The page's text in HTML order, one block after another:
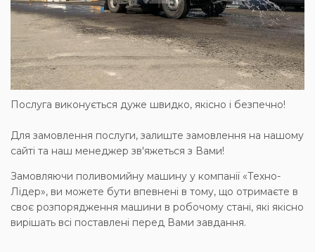
Послуга виконується дуже швидко, якісно і безпечно!
Для замовлення послуги, залиште замовлення на нашому
сайті та наш менеджер зв'яжеться з Вами!
Замовляючи поливомийну машину у компанії «Техно-
Лідер», ви можете бути впевнені в тому, що отримаєте в
своє розпорядження машини в робочому стані, які якісно
вирішать всі поставлені перед Вами завдання.